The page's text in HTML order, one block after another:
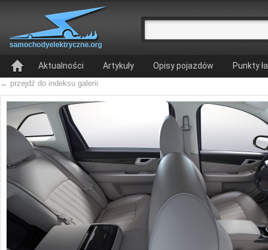
Aktualności Artykuły Opisy pojazdów Punkty
← przejdź do indeksu galerii